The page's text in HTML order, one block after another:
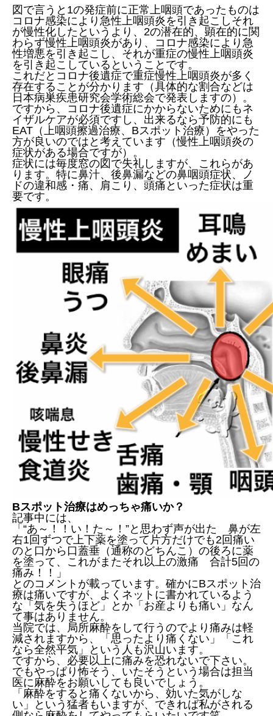
図で言うと1の発症前に正常上咽頭であったものは
コロナ感染により急性上咽頭炎を引き起こしそれ
が慢性化したというより、2の潜在的、顕在的に関
わらず慢性上咽頭炎があり、コロナ感染により急
性増悪を引き起こし、それが重症の慢性上咽頭炎
を引き起こしているということです。
これだとコロナ後遺症で重症慢性上咽頭炎が多く
存在することが分かります（具体的な割合などは
日本病巣疾患研究会学術総会で発表しますの）。
ですから、コロナ後遺症にかからないためにもネ
イザルケアが必須ですし、出来るなら予防的にも
EAT（上咽頭擦過治療、Bスポット治療）をやった
方が良いのではと考えています（慢性上咽頭炎の
症状がある場合ですが）。
症状には毎度窓の図で失礼しますが、これらがあ
ります。特に鼻汁、後鼻漏などの鼻咽頭症状、ノ
ドの違和感・痛、肩こり、頭痛といった症状は重
要です。
Bスポット治療はめっちゃ痛いか？
記事中には、
「“あ～！！い！た～！”と思わず声が出た 鼻が左
右1回ずつで上下薬を塗って片方だけでも2回痛い
のと口から口蓋垂（通称のどちんこ）の後ろに薬
を塗って、これがまたそれ以上の激痛 合計5回の
痛み！！」
とのコメントが載っています。確かにBスポット治
療は痛いですが、よくネットに書かれているよう
な「気を失うほど」とか「お産よりも痛い」なん
て事はありません。
当院では、局所麻酔をして行うのでより痛みは軽
減されますから、「思ったより痛くない」「これ
なら全然平気」という人も沢山います。
ですから、必要以上に痛みを恐れないで下さい。
でもやっぱり怖そう、いたそうという場合は担当
医に麻酔をお願いしても良いでしょう。
「麻酔をすると痛くないから、効いた気がしな
い」という猛者もいますが、できれば私がされる